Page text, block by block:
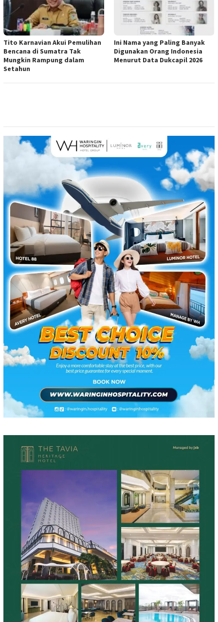
Tito Karnavian Akui Pemulihan
Bencana di Sumatra Tak
Mungkin Rampung dalam
Setahun
Ini Nama yang Paling Banyak
Digunakan Orang Indonesia
Menurut Data Dukcapil 2026